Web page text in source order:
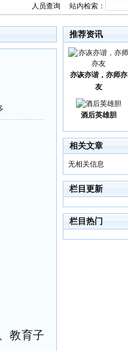
人员查询 站内检索：
教育子
推荐资讯
亦诙亦谐，亦师亦
友
酒后英雄胆
相关文章
无相关信息
栏目更新
栏目热门